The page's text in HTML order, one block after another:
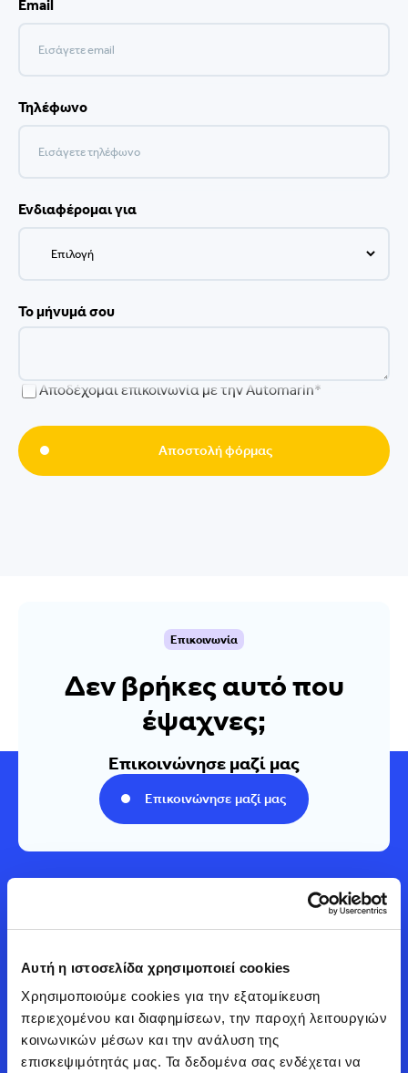
Αυτή η ιστοσελίδα χρησιμοποιεί cookies
Χρησιμοποιούμε cookies για την εξατομίκευση
περιεχομένου και διαφημίσεων, την παροχή λειτουργιών
κοινωνικών μέσων και την ανάλυση της
επισκεψιμότητάς μας. Τα δεδομένα σας ενδέχεται να
Email
Τηλέφωνο
Ενδιαφέρομαι για
Το μήνυμά σου
Αποδέχομαι επικοινωνία με την Automarin*
Αποστολή φόρμας
Επικοινωνία
Δεν βρήκες αυτό που
έψαχνες;
Επικοινώνησε μαζί μας
Επικοινώνησε μαζί μας
Automarin